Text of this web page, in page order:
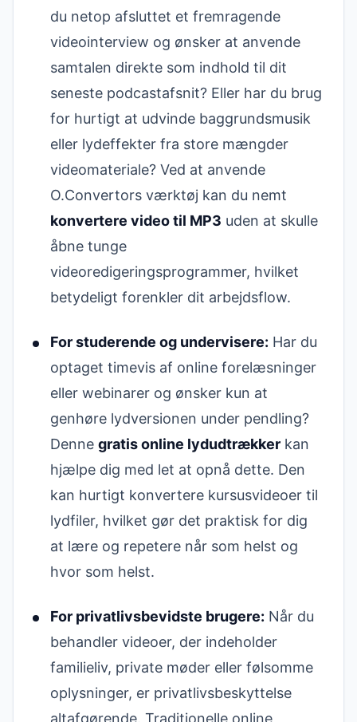
du netop afsluttet et fremragende
videointerview og ønsker at anvende
samtalen direkte som indhold til dit
seneste podcastafsnit? Eller har du brug
for hurtigt at udvinde baggrundsmusik
eller lydeffekter fra store mængder
videomateriale? Ved at anvende
O.Convertors værktøj kan du nemt
konvertere video til MP3 uden at skulle
åbne tunge
videoredigeringsprogrammer, hvilket
betydeligt forenkler dit arbejdsflow.
For studerende og undervisere: Har du
optaget timevis af online forelæsninger
eller webinarer og ønsker kun at
genhøre lydversionen under pendling?
Denne gratis online lydudtrækkerkan
hjælpe dig med let at opnå dette. Den
kan hurtigt konvertere kursusvideoer til
lydfiler, hvilket gør det praktisk for dig
at lære og repetere når som helst og
hvor som helst.
For privatlivsbevidste brugere: Når du
behandler videoer, der indeholder
familieliv, private møder eller følsomme
oplysninger, er privatlivsbeskyttelse
altafgørende. Traditionelle online